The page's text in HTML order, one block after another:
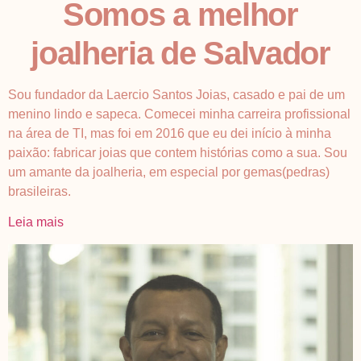
Somos a melhor
joalheria de Salvador
Sou fundador da Laercio Santos Joias, casado e pai de um
menino lindo e sapeca. Comecei minha carreira profissional
na área de TI, mas foi em 2016 que eu dei início à minha
paixão: fabricar joias que contem histórias como a sua. Sou
um amante da joalheria, em especial por gemas(pedras)
brasileiras.
Leia mais